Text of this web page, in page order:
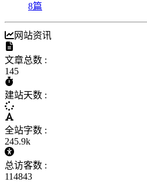
8篇
网站资讯
文章总数 :
145
建站天数 :
全站字数 :
245.9k
总访客数 :
114843